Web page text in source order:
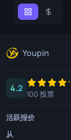
Youpin
4.2
100 投票
活跃报价
从